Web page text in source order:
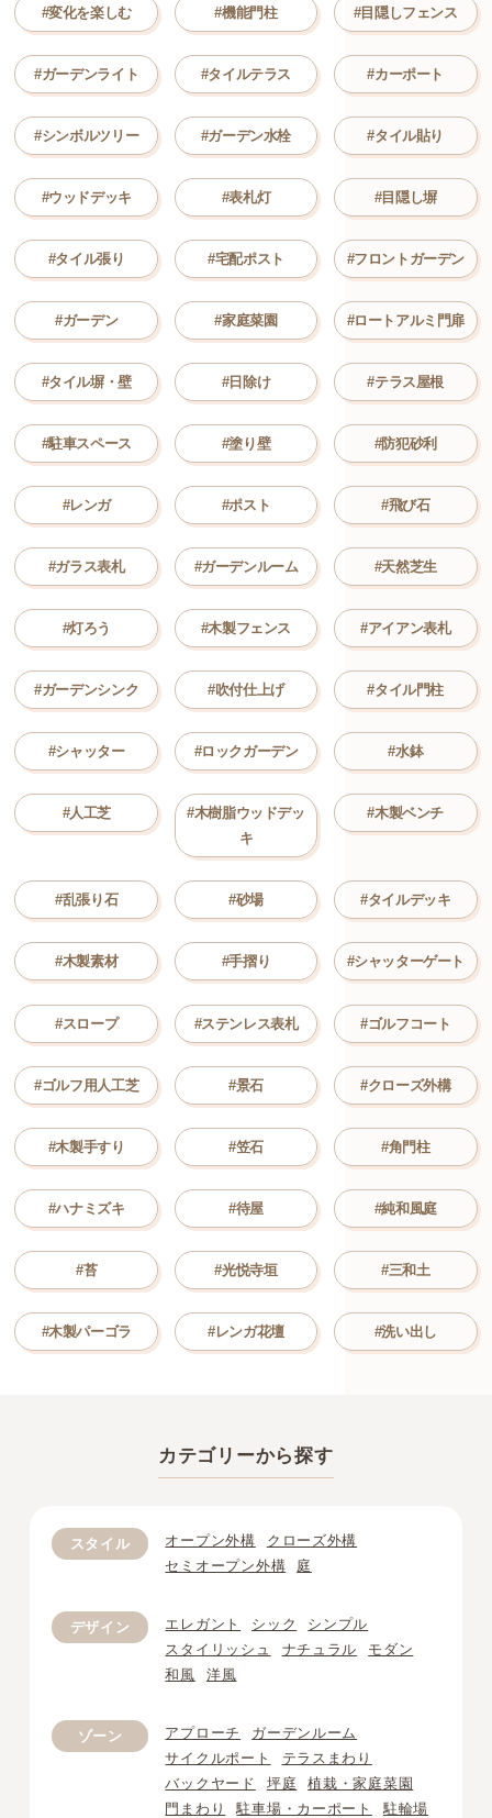
#変化を楽しむ #機能門柱 #目隠しフェンス
#ガーデンライト #タイルテラス #カーポート
#シンボルツリー #ガーデン水栓 #タイル貼り
#ウッドデッキ #表札灯 #目隠し塀
#タイル張り #宅配ポスト #フロントガーデン
#ガーデン #家庭菜園 #ロートアルミ門扉
#タイル塀・壁 #日除け #テラス屋根
#駐車スペース #塗り壁 #防犯砂利
#レンガ #ポスト #飛び石
#ガラス表札 #ガーデンルーム #天然芝生
#灯ろう #木製フェンス #アイアン表札
#ガーデンシンク #吹付仕上げ #タイル門柱
#シャッター #ロックガーデン #水鉢
#人工芝
#木樹脂ウッドデッ
キ
#木製ベンチ
#乱張り石 #砂場 #タイルデッキ
#木製素材 #手摺り #シャッターゲート
#スロープ #ステンレス表札 #ゴルフコート
#ゴルフ用人工芝 #景石 #クローズ外構
#木製手すり #笠石 #角門柱
#ハナミズキ #待屋 #純和風庭
#苔 #光悦寺垣 #三和土
#木製パーゴラ #レンガ花壇 #洗い出し
カテゴリーから探す
スタイル オープン外構
クローズ外構
セミオープン外構
庭
デザイン エレガント シック
シンプル
スタイリッシュ
ナチュラル
モダン
和風
洋風
ゾーン アプローチ
ガーデンルーム
サイクルポート
テラスまわり
バックヤード
坪庭
植栽・家庭菜園
門まわり
駐車場・カーポート 駐輪場